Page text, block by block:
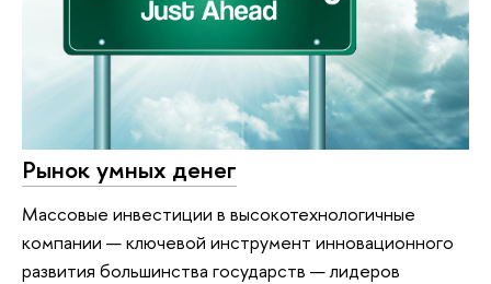
Рынок умных денег
Массовые инвестиции в высокотехнологичные
компании — ключевой инструмент инновационного
развития большинства государств — лидеров